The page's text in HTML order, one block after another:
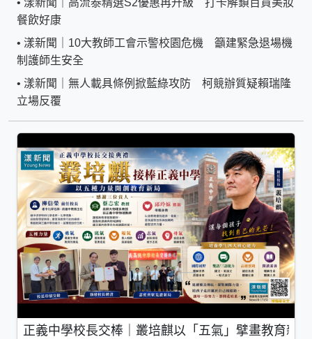
餐飲好康
• 漾新聞｜10大教師工會示警校園危機 籲建緊急退場機
制護師生安全
• 漾新聞｜無人載具條例掀藍綠攻防 柯競辦質疑賴瑞隆
立場反覆
正義中學校長交棒｜叢培麒以「五氣」擘畫教育新局